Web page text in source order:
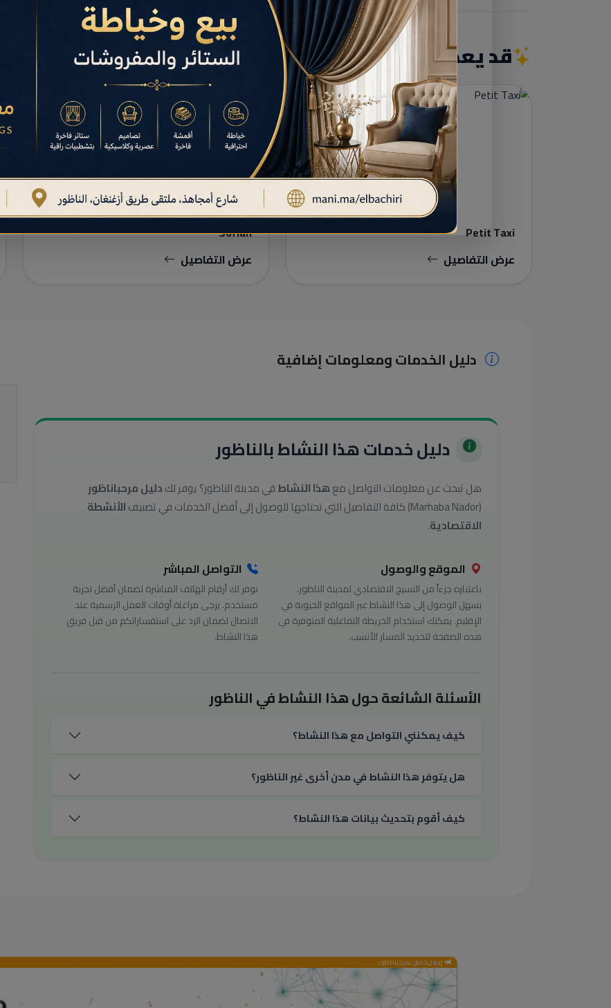
قد يعجبك أيضاً
سيارات أجرة صغيرة
Petit Taxi
عرض التفاصيل
سيارات أجرة صغيرة
Sofian
عرض التفاصيل
دليل الخدمات ومعلومات إضافية
دليل خدمات هذا النشاط بالناظور
هل تبحث عن معلومات التواصل معهذا النشاطفي مدينة الناظور؟ يوفر لكدليل مرحباناظور
(Marhaba Nador) كافة التفاصيل التي تحتاجها للوصول إلى أفضل الخدمات في تصنيف
الأنشطة
الاقتصادية.
الموقع والوصول
باعتباره جزءاً من النسيج الاقتصادي لمدينة الناظور،
يسهل الوصول إلى هذا النشاط عبر المواقع الحيوية في
الإقليم. يمكنك استخدام الخريطة التفاعلية المتوفرة في
هذه الصفحة لتحديد المسار الأنسب.
التواصل المباشر
نوفر لك أرقام الهاتف المباشرة لضمان أفضل تجربة
مستخدم. يرجى مراعاة أوقات العمل الرسمية عند
الاتصال لضمان الرد على استفساراتكم من قبل فريق
هذا النشاط.
الأسئلة الشائعة حول هذا النشاط في الناظور
كيف يمكنني التواصل مع هذا النشاط؟
هل يتوفر هذا النشاط في مدن أخرى غير الناظور؟
كيف أقوم بتحديث بيانات هذا النشاط؟
إعلان خاص بمرحباناظور